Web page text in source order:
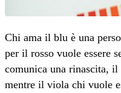
Chi ama il blu è una
per il rosso vuole essere
comunica una rinascita,
mentre il viola chi vuole